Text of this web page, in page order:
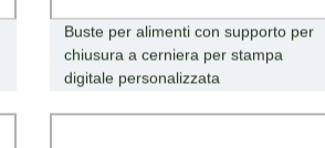
Buste per alimenti con supporto per
chiusura a cerniera per stampa
digitale personalizzata